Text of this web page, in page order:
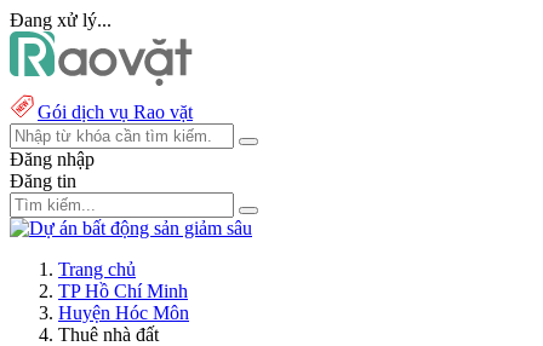
Đang xử lý...
Gói dịch vụ Rao vặt
Đăng nhập
Đăng tin
Trang chủ
TP Hồ Chí Minh
Huyện Hóc Môn
Thuê nhà đất